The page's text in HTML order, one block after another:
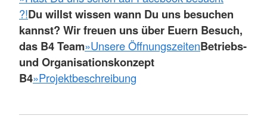
?!Du willst wissen wann Du uns besuchen
kannst?Wir freuen uns über Euern Besuch,
das B4 Team»Unsere ÖffnungszeitenBetriebs-
und Organisationskonzept
B4»Projektbeschreibung